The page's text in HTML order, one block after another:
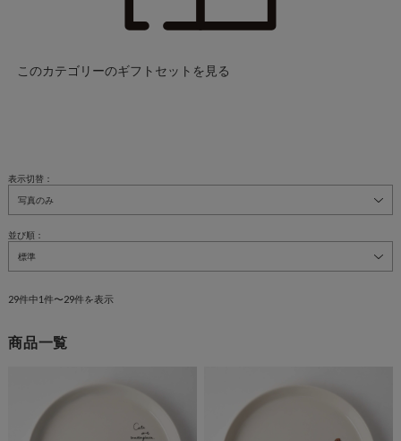
このカテゴリーのギフトセットを見る
表示切替：
並び順：
29件中1件〜29件を表示
商品一覧